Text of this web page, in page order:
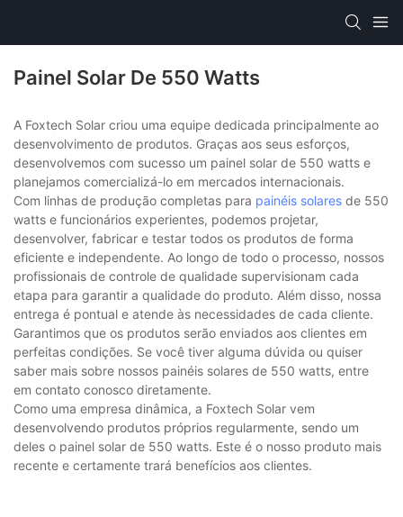
Painel Solar De 550 Watts
A Foxtech Solar criou uma equipe dedicada principalmente ao
desenvolvimento de produtos. Graças aos seus esforços,
desenvolvemos com sucesso um painel solar de 550 watts e
planejamos comercializá-lo em mercados internacionais.
Com linhas de produção completas para painéis solares de 550
watts e funcionários experientes, podemos projetar,
desenvolver, fabricar e testar todos os produtos de forma
eficiente e independente. Ao longo de todo o processo, nossos
profissionais de controle de qualidade supervisionam cada
etapa para garantir a qualidade do produto. Além disso, nossa
entrega é pontual e atende às necessidades de cada cliente.
Garantimos que os produtos serão enviados aos clientes em
perfeitas condições. Se você tiver alguma dúvida ou quiser
saber mais sobre nossos painéis solares de 550 watts, entre
em contato conosco diretamente.
Como uma empresa dinâmica, a Foxtech Solar vem
desenvolvendo produtos próprios regularmente, sendo um
deles o painel solar de 550 watts. Este é o nosso produto mais
recente e certamente trará benefícios aos clientes.